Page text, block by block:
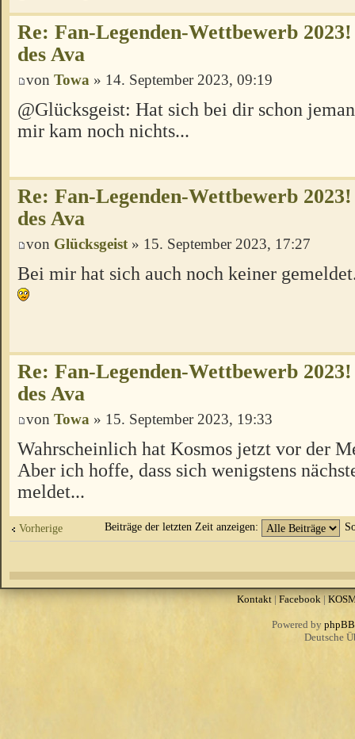
Re: Fan-Legenden-Wettbewerb
des Ava
von Towa » 14. September 2023, 09:19
@Glücksgeist: Hat sich bei dir schon
mir kam noch nichts...
Re: Fan-Legenden-Wettbewerb
des Ava
von Glücksgeist » 15. September 2023, 17:27
Bei mir hat sich auch noch keiner
Re: Fan-Legenden-Wettbewerb
des Ava
von Towa » 15. September 2023, 19:33
Wahrscheinlich hat Kosmos jetzt vor der
Aber ich hoffe, dass sich wenigstens
meldet...
Vorherige Beiträge der letzten Zeit anzeigen:
Kontakt| Facebook|
Powered by phpBB
Deutsche